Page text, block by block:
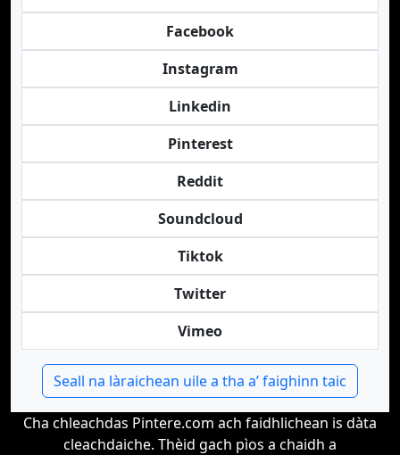
Facebook
Instagram
Linkedin
Pinterest
Reddit
Soundcloud
Tiktok
Twitter
Vimeo
Seall na làraichean uile a tha a’ faighinn taic
Cha chleachdas Pintere.com ach faidhlichean is dàta
cleachdaiche. Thèid gach pìos a chaidh a